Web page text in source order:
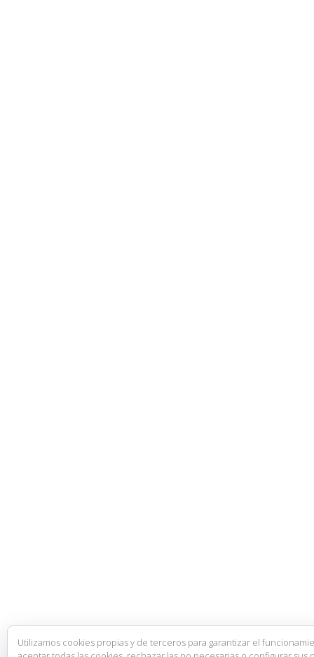
Utilizamos cookies propias y de terceros para garantizar el